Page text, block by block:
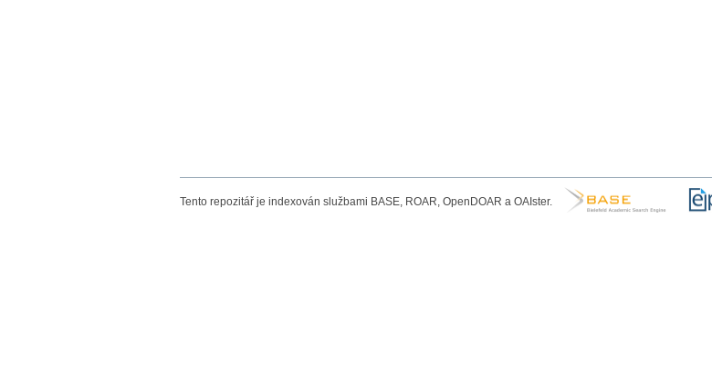
Tento repozitář je indexován službami BASE, ROAR, OpenDOAR a OAIster.